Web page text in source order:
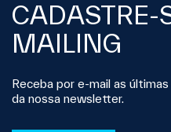
CADASTRE-
MAILING
Receba por e-mail as
da nossa newsletter.